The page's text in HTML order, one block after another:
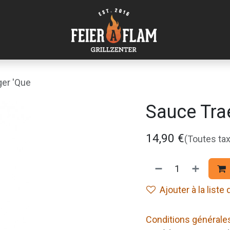
'Que
Sauce
14,90 €(Toutes
Ajouter à la liste
Conditions